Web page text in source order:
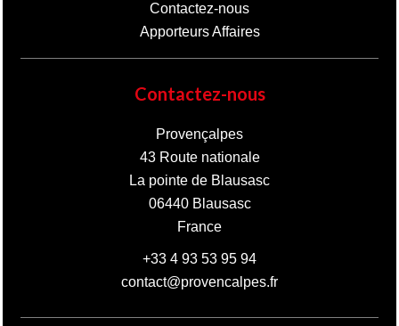
Contactez-nous
Apporteurs Affaires
Contactez-nous
Provençalpes
43 Route nationale
La pointe de Blausasc
06440Blausasc
France
+33 4 93 53 95 94
contact@provencalpes.fr